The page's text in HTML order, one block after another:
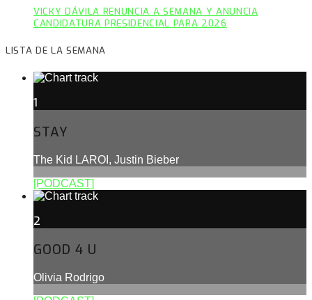
VICKY DÁVILA RENUNCIA A SEMANA Y ANUNCIA
CANDIDATURA PRESIDENCIAL PARA 2026
LISTA DE LA SEMANA
1
STAY
The Kid LAROI, Justin Bieber
[PODCAST]
2
GOOD 4 U
Olivia Rodrigo